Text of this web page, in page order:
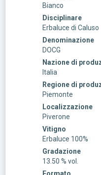
Bianco
Disciplinare
Erbaluce di Caluso
Denominazione
DOCG
Nazione di
Italia
Regione di
Piemonte
Localizzazione
Piverone
Vitigno
Erbaluce 100%
Gradazione
13.50 % vol.